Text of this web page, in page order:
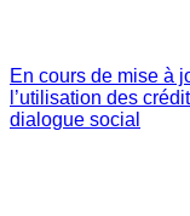
En cours de mise à
l’utilisation des
dialogue social